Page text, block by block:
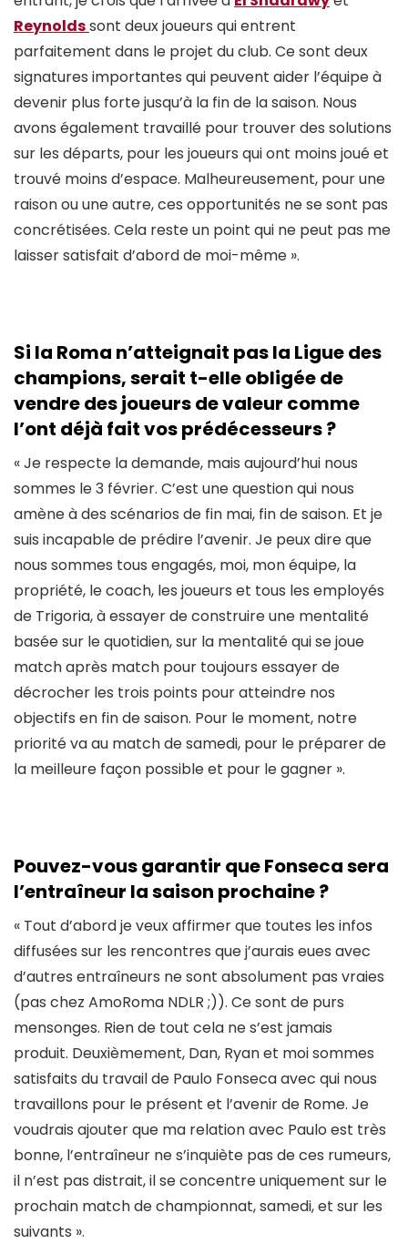
Reynoldssont deux joueurs qui entrent
parfaitement dans le projet du club. Ce sont deux
signatures importantes qui peuvent aider l’équipe à
devenir plus forte jusqu’à la fin de la saison. Nous
avons également travaillé pour trouver des solutions
sur les départs, pour les joueurs qui ont moins joué et
trouvé moins d’espace. Malheureusement, pour une
raison ou une autre, ces opportunités ne se sont pas
concrétisées. Cela reste un point qui ne peut pas me
laisser satisfait d’abord de moi-même ».
Si la Roma n’atteignait pas la Ligue des
champions,serait t-elle obligée de
vendre des joueurs de valeur comme
l’ont déjà fait vos prédécesseurs ?
« Je respecte la demande, mais aujourd’hui nous
sommes le 3 février. C’est une question qui nous
amène à des scénarios de fin mai, fin de saison. Et je
suis incapable de prédire l’avenir. Je peux dire que
nous sommes tous engagés, moi, mon équipe, la
propriété, le coach, les joueurs et tous les employés
de Trigoria, à essayer de construire une mentalité
basée sur le quotidien, sur la mentalité qui se joue
match après match pour toujours essayer de
décrocher les trois points pour atteindre nos
objectifs en fin de saison. Pour le moment, notre
priorité va au match de samedi, pour le préparer de
la meilleure façon possible et pour le gagner ».
Pouvez-vous garantir que Fonseca sera
l’entraîneur la saison prochaine ?
« Tout d’abord je veux affirmer que toutes les infos
diffusées sur les rencontres que j’aurais eues avec
d’autres entraîneurs ne sont absolument pas vraies
(pas chez AmoRoma NDLR ;)). Ce sont de purs
mensonges. Rien de tout cela ne s’est jamais
produit. Deuxièmement, Dan, Ryan et moi sommes
satisfaits du travail de Paulo Fonseca avec qui nous
travaillons pour le présent et l’avenir de Rome. Je
voudrais ajouter que ma relation avec Paulo est très
bonne, l’entraîneur ne s’inquiète pas de ces rumeurs,
il n’est pas distrait, il se concentre uniquement sur le
prochain match de championnat, samedi, et sur les
suivants ».